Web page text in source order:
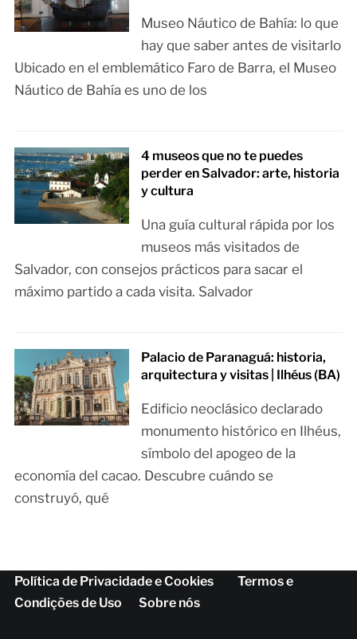
Museo Náutico de Bahía: lo que
hay que saber antes de visitarlo
Ubicado en el emblemático Faro de Barra, el Museo
Náutico de Bahía es uno de los
4 museos que no te puedes
perder en Salvador: arte, historia
y cultura
Una guía cultural rápida por los
museos más visitados de
Salvador, con consejos prácticos para sacar el
máximo partido a cada visita. Salvador
Palacio de Paranaguá: historia,
arquitectura y visitas | Ilhéus (BA)
Edificio neoclásico declarado
monumento histórico en Ilhéus,
símbolo del apogeo de la
economía del cacao. Descubre cuándo se
construyó, qué
Política de Privacidade e Cookies
Termos e
Condições de Uso
Sobre nós